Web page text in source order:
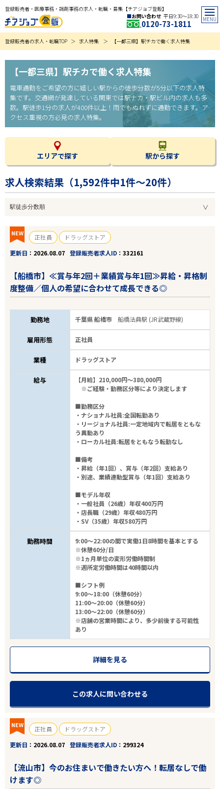
登録販売者・医療事務・調剤事務の求人・転職・募集【チアジョブ登販】
お問い合わせ 平日9:30〜18:30
0120-73-1811
登録販売者の求人・転職TOP 求人特集 【一都三県】駅チカで働く求人特集
【一都三県】駅チカで働く求人特集
電車通勤をご希望の方に嬉しい駅からの徒歩分数が5分以下の求人特
集です。交通網が発達している関東では駅ナカ・駅ビル内の求人も多
数。駅徒歩1分の求人が400件以上！雨でもぬれずに通勤できます。ア
クセス重視の方必見の求人特集。
エリアで探す 駅から探す
求人検索結果（1,592件中1件～20件）
NEW 正社員
ドラッグストア
更新日
2026.08.07 登録販売者求人ID 332161
【船橋市】≪賞与年2回＋業績賞与年1回≫昇給・昇格制
度整備／個人の希望に合わせて成長できる◎
勤務地 千葉県 船橋市船橋法典駅 (JR武蔵野線)
雇用形態 正社員
業種 ドラッグストア
給与
【月給】210,000円～380,000円
※ご経験・勤務区分等により決定します
■勤務区分
・ナショナル社員:全国転勤あり
・リージョナル社員:一定地域内で転居をともな
う異動あり
・ローカル社員:転居をともなう転勤なし
■備考
・昇給（年1回）、賞与（年2回）支給あり
・別途、業績連動型賞与（年1回）支給あり
■モデル年収
・一般社員（26歳）年収400万円
・店長職（29歳）年収480万円
・SV（35歳）年収580万円
勤務時間
9:00～22:00の間で実働1日8時間を基本とする
※休憩60分/日
※1ヵ月単位の変形労働時間制
※週所定労働時間は40時間以内
■シフト例
9:00～18:00（休憩60分）
11:00～20:00（休憩60分）
13:00～22:00（休憩60分）
※店舗の営業時間により、多少前後する可能性
あり
詳細を見る
この求人に問い合わせる
NEW 正社員
ドラッグストア
更新日
2026.08.07 登録販売者求人ID 299324
【流山市】今のお住まいで働きたい方へ！転居なしで働
けます◎